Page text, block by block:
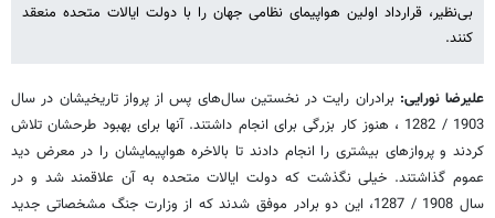
بی‌نظیر، قرارداد اولین هواپیمای نظامی جهان را با دولت ایالات متحده منعقد
کنند.
علیرضا نورایی: برادران رایت در نخستین سال‌های پس از پرواز تاریخیشان در سال
1903 / 1282 ، هنوز کار بزرگی برای انجام داشتند. آنها برای بهبود طرحشان تلاش
کردند و پروازهای بیشتری را انجام دادند تا بالاخره هواپیمایشان را در معرض دید
عموم گذاشتند. خیلی نگذشت که دولت ایالات متحده به آن علاقمند شد و در
سال 1908 / 1287، این دو برادر موفق شدند که از وزارت جنگ مشخصاتی جدید